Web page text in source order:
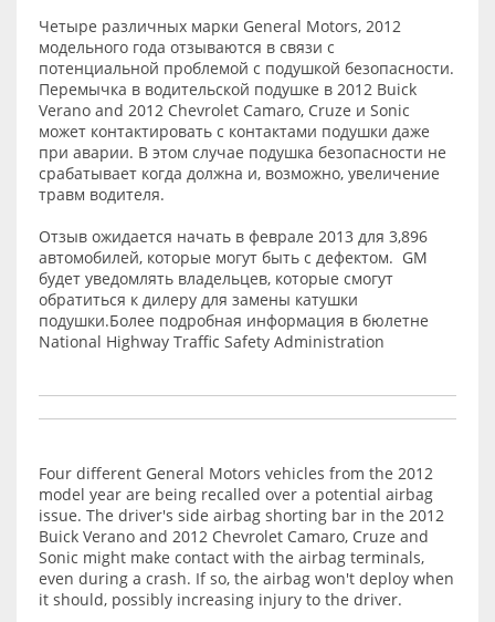
Четыре различных марки General Motors, 2012
модельного года отзываются в связи с
потенциальной проблемой с подушкой безопасности.
Перемычка в водительской подушке в 2012 Buick
Verano and 2012 Chevrolet Camaro, Cruze и Sonic
может контактировать с контактами подушки даже
при аварии. В этом случае подушка безопасности не
срабатывает когда должна и, возможно, увеличение
травм водителя.
Отзыв ожидается начать в феврале 2013 для 3,896
автомобилей, которые могут быть с дефектом. GM
будет уведомлять владельцев, которые смогут
обратиться к дилеру для замены катушки
подушки.Более подробная информация в бюлетне
National Highway Traffic Safety Administration
Four different General Motors vehicles from the 2012
model year are being recalled over a potential airbag
issue. The driver's side airbag shorting bar in the 2012
Buick Verano and 2012 Chevrolet Camaro, Cruze and
Sonic might make contact with the airbag terminals,
even during a crash. If so, the airbag won't deploy when
it should, possibly increasing injury to the driver.